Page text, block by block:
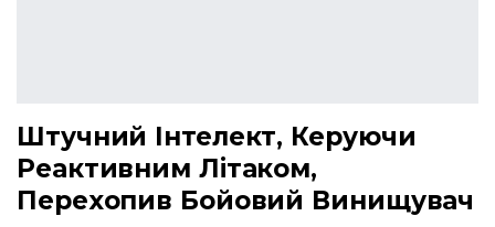
Штучний Інтелект, Керуючи
Реактивним Літаком,
Перехопив Бойовий Винищувач